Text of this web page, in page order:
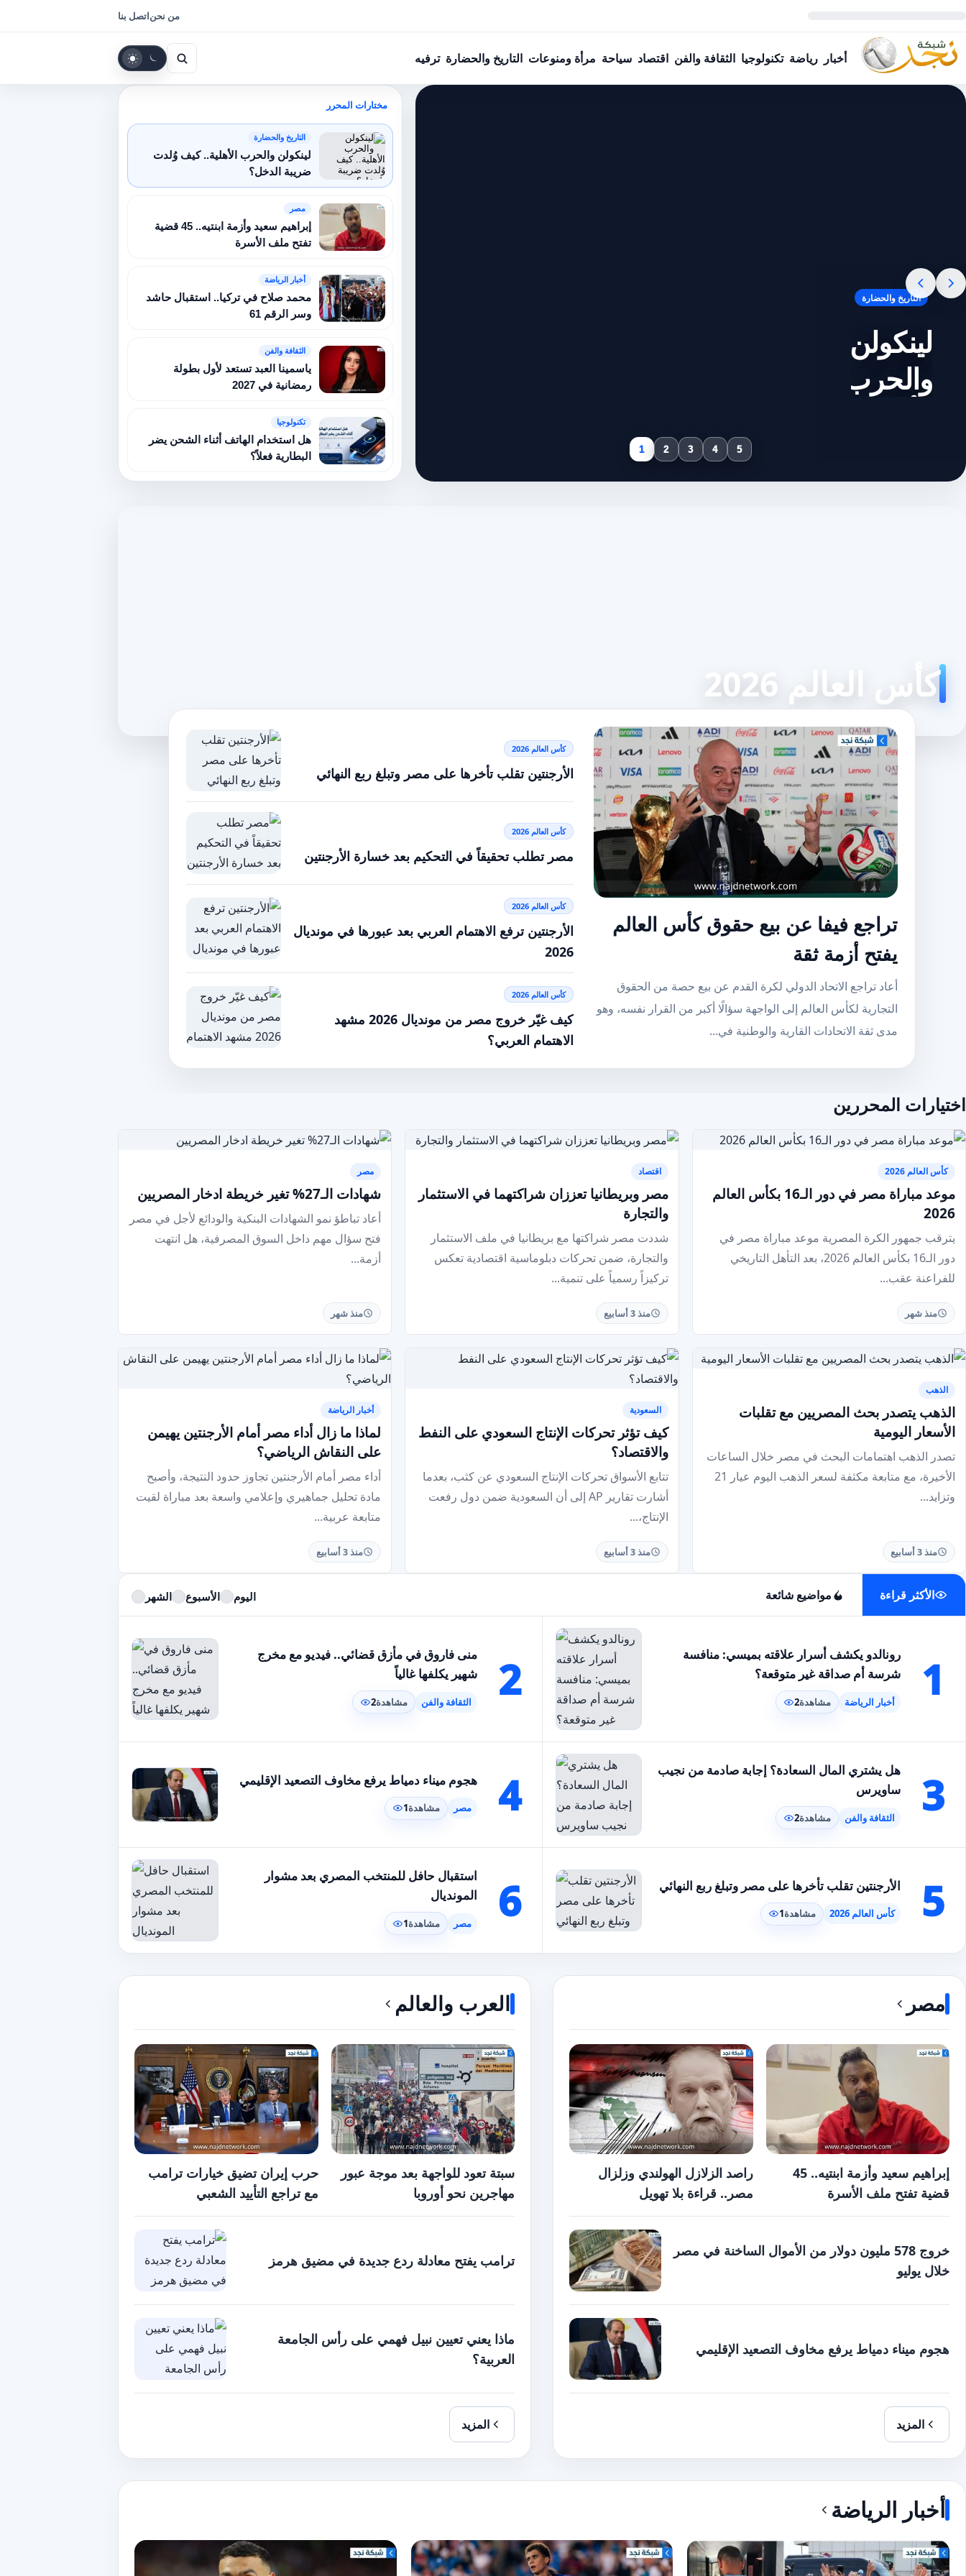
من نحناتصل بنا
أخبار رياضة تكنولوجيا الثقافة والفن اقتصاد سياحة مرأة ومنوعات التاريخ والحضارة ترفيه
التاريخ والحضارة
لينكولن
والحرب
وُلدت
1 2 3 4 5
مختارات المحرر
التاريخ والحضارة
لينكولن والحرب الأهلية.. كيف وُلدت
ضريبة الدخل؟
مصر
إبراهيم سعيد وأزمة ابنتيه.. 45 قضية
تفتح ملف الأسرة
أخبار الرياضة
محمد صلاح في تركيا.. استقبال حاشد
وسر الرقم 61
الثقافة والفن
ياسمينا العبد تستعد لأول بطولة
رمضانية في 2027
تكنولوجيا
هل استخدام الهاتف أثناء الشحن يضر
البطارية فعلاً؟
كأس العالم 2026
تراجع فيفا عن بيع حقوق كأس العالم
يفتح أزمة ثقة
أعاد تراجع الاتحاد الدولي لكرة القدم عن بيع حصة من الحقوق
التجارية لكأس العالم إلى الواجهة سؤالًا أكبر من القرار نفسه، وهو
مدى ثقة الاتحادات القارية والوطنية في...
كأس العالم 2026
الأرجنتين تقلب تأخرها على مصر وتبلغ ربع النهائي
كأس العالم 2026
مصر تطلب تحقيقاً في التحكيم بعد خسارة الأرجنتين
كأس العالم 2026
الأرجنتين ترفع الاهتمام العربي بعد عبورها في مونديال
2026
كأس العالم 2026
كيف غيّر خروج مصر من مونديال 2026 مشهد
الاهتمام العربي؟
اختيارات المحررين
كأس العالم 2026
موعد مباراة مصر في دور الـ16 بكأس العالم
2026
يترقب جمهور الكرة المصرية موعد مباراة مصر في
دور الـ16 بكأس العالم 2026، بعد التأهل التاريخي
للفراعنة عقب...
منذ شهر
اقتصاد
مصر وبريطانيا تعززان شراكتهما في الاستثمار
والتجارة
شددت مصر شراكتها مع بريطانيا في ملف الاستثمار
والتجارة، ضمن تحركات دبلوماسية اقتصادية تعكس
تركيزاً رسمياً على تنمية...
منذ 3 أسابيع
مصر
شهادات الـ27% تغير خريطة ادخار المصريين
أعاد تباطؤ نمو الشهادات البنكية والودائع لأجل في مصر
فتح سؤال مهم داخل السوق المصرفية، هل انتهت
أزمة...
منذ شهر
الذهب
الذهب يتصدر بحث المصريين مع تقلبات
الأسعار اليومية
تصدر الذهب اهتمامات البحث في مصر خلال الساعات
الأخيرة، مع متابعة مكثفة لسعر الذهب اليوم عيار 21
وتزايد...
منذ 3 أسابيع
السعودية
كيف تؤثر تحركات الإنتاج السعودي على النفط
والاقتصاد؟
تتابع الأسواق تحركات الإنتاج السعودي عن كثب، بعدما
أشارت تقارير AP إلى أن السعودية ضمن دول رفعت
الإنتاج،...
منذ 3 أسابيع
أخبار الرياضة
لماذا ما زال أداء مصر أمام الأرجنتين يهيمن
على النقاش الرياضي؟
أداء مصر أمام الأرجنتين تجاوز حدود النتيجة، وأصبح
مادة تحليل جماهيري وإعلامي واسعة بعد مباراة لقيت
متابعة عربية...
منذ 3 أسابيع
الأكثر قراءة مواضيع شائعة اليوم الأسبوع الشهر
1
رونالدو يكشف أسرار علاقته بميسي: منافسة
شرسة أم صداقة غير متوقعة؟
أخبار الرياضة 2مشاهدة 2
منى فاروق في مأزق قضائي.. فيديو مع مخرج
شهير يكلفها غالياً
الثقافة والفن 2مشاهدة
3
هل يشتري المال السعادة؟ إجابة صادمة من نجيب
ساويرس
الثقافة والفن 2مشاهدة 4 هجوم ميناء دمياط يرفع مخاوف التصعيد الإقليمي
مصر 1مشاهدة
5 الأرجنتين تقلب تأخرها على مصر وتبلغ ربع النهائي
كأس العالم 2026 1مشاهدة 6
استقبال حافل للمنتخب المصري بعد مشوار
المونديال
مصر 1مشاهدة
مصر
إبراهيم سعيد وأزمة ابنتيه.. 45
قضية تفتح ملف الأسرة
راصد الزلازل الهولندي وزلزال
مصر.. قراءة بلا تهويل
خروج 578 مليون دولار من الأموال الساخنة في مصر
خلال يوليو
هجوم ميناء دمياط يرفع مخاوف التصعيد الإقليمي
المزيد
العرب والعالم
سبتة تعود للواجهة بعد موجة عبور
مهاجرين نحو أوروبا
حرب إيران تضيق خيارات ترامب
مع تراجع التأييد الشعبي
ترامب يفتح معادلة ردع جديدة في مضيق هرمز
ماذا يعني تعيين نبيل فهمي على رأس الجامعة
العربية؟
المزيد
أخبار الرياضة